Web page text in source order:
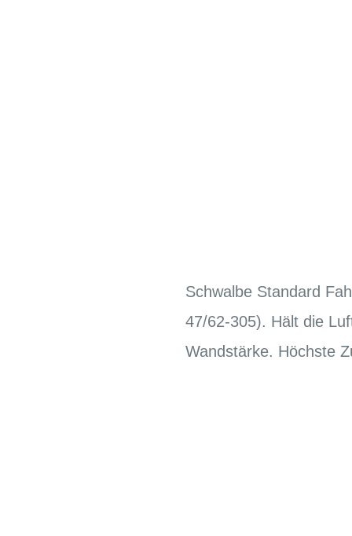
Schwalbe Standard
47/62-305). Hält die
Wandstärke. Höchste